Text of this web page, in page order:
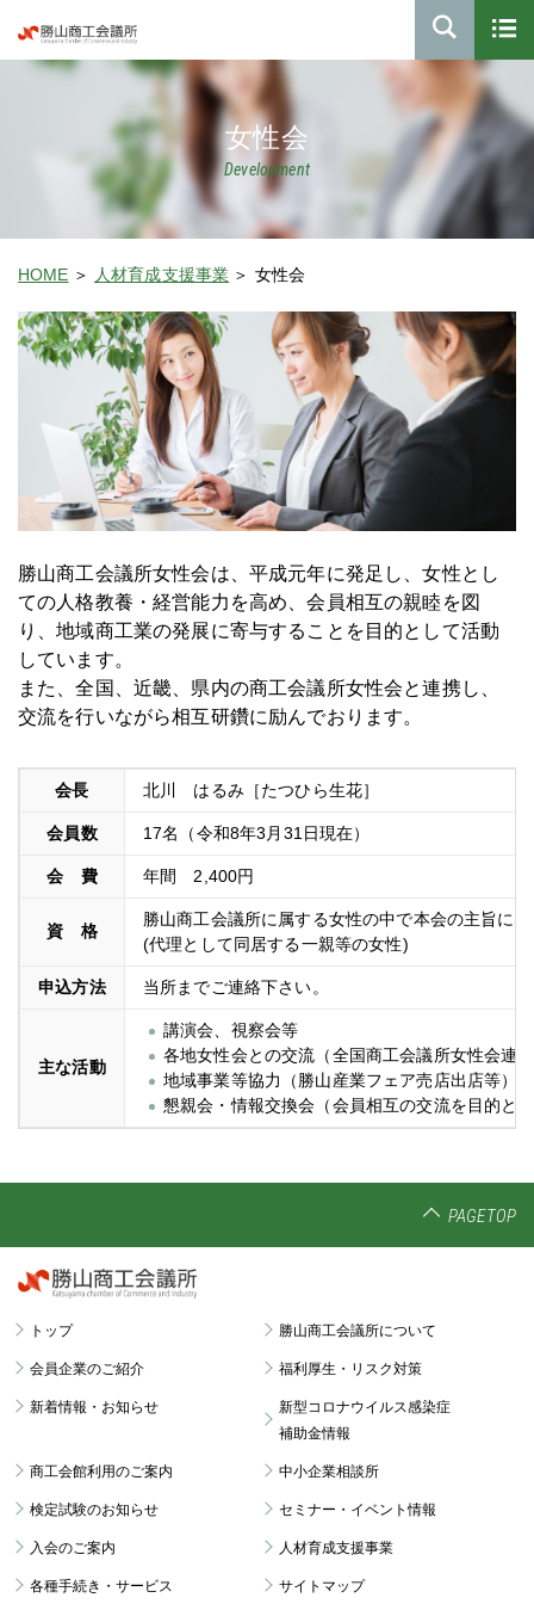
女性会
Development
HOME 人材育成支援事業 女性会
勝山商工会議所女性会は、平成元年に発足し、女性とし
ての人格教養・経営能力を高め、会員相互の親睦を図
り、地域商工業の発展に寄与することを目的として活動
しています。
また、全国、近畿、県内の商工会議所女性会と連携し、
交流を行いながら相互研鑽に励んでおります。
会長 北川 はるみ［たつひら生花］
会員数 17名（令和8年3月31日現在）
会 費 年間 2,400円
資 格
勝山商工会議所に属する女性の中で本会の主旨に
(代理として同居する一親等の女性)
申込方法 当所までご連絡下さい。
主な活動
講演会、視察会等
各地女性会との交流（全国商工会議所女性会連
地域事業等協力（勝山産業フェア売店出店等）
懇親会・情報交換会（会員相互の交流を目的と
PAGETOP
トップ 勝山商工会議所について
会員企業のご紹介 福利厚生・リスク対策
新着情報・お知らせ
新型コロナウイルス感染症
補助金情報
商工会館利用のご案内 中小企業相談所
検定試験のお知らせ セミナー・イベント情報
入会のご案内 人材育成支援事業
各種手続き・サービス サイトマップ